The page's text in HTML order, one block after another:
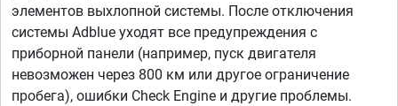
элементов выхлопной системы. После отключения
системы Adblue уходят все предупреждения с
приборной панели (например, пуск двигателя
невозможен через 800 км или другое ограничение
пробега), ошибки Check Engine и другие проблемы.